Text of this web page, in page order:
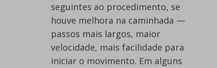
seguintes ao procedimento, se
houve melhora na caminhada —
passos mais largos, maior
velocidade, mais facilidade para
iniciar o movimento. Em alguns